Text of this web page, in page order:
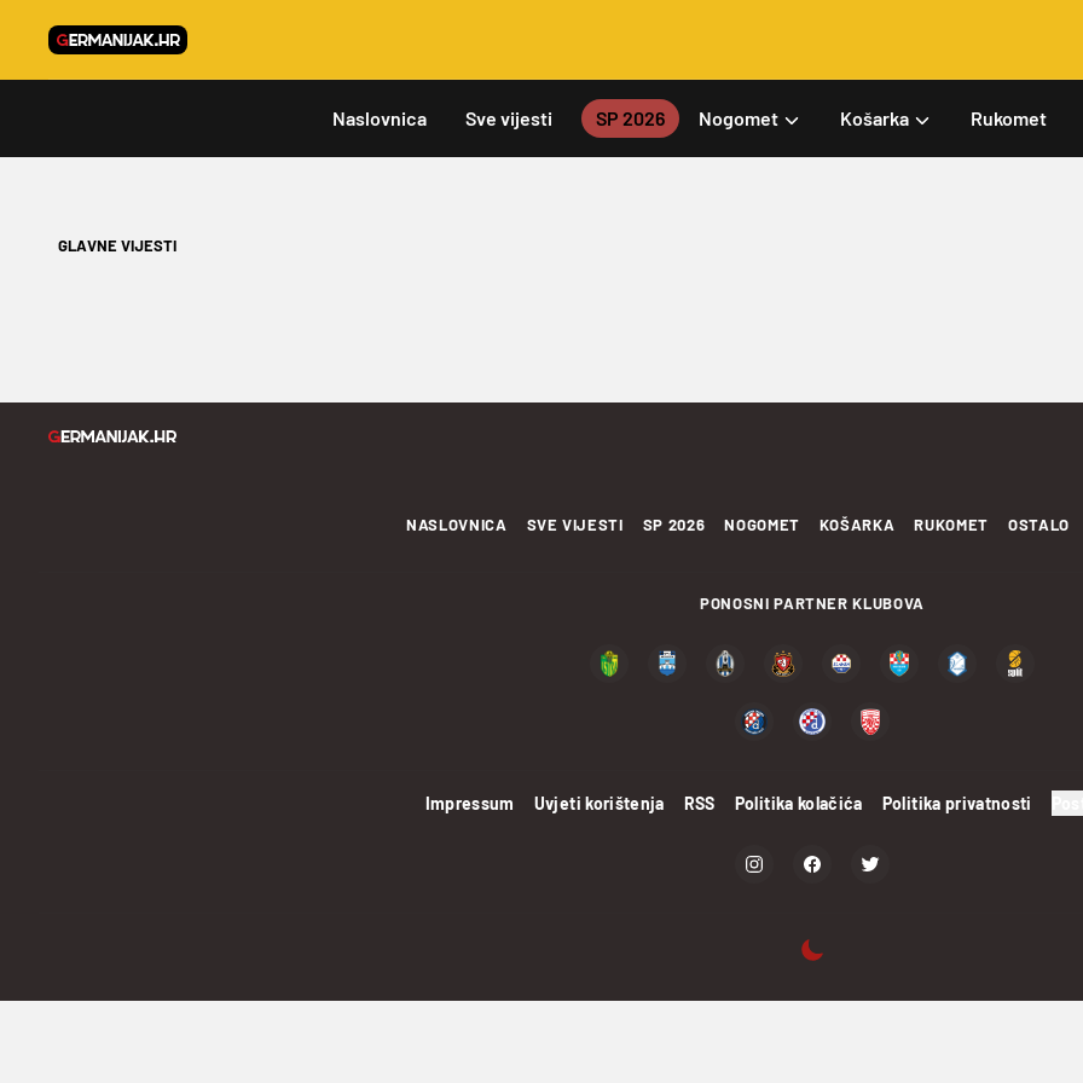
Naslovnica Sve vijesti SP 2026 Nogomet Košarka Rukomet
GLAVNE VIJESTI
NASLOVNICA SVE VIJESTI SP 2026 NOGOMET KOŠARKA RUKOMET OSTALO
PONOSNI PARTNER KLUBOVA
Impressum Uvjeti korištenja RSS Politika kolačića Politika privatnosti